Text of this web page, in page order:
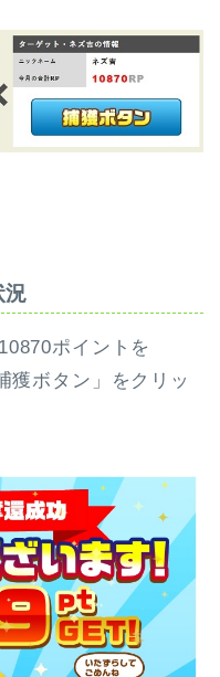
況
ポイントを
獲ボタン」をクリッ